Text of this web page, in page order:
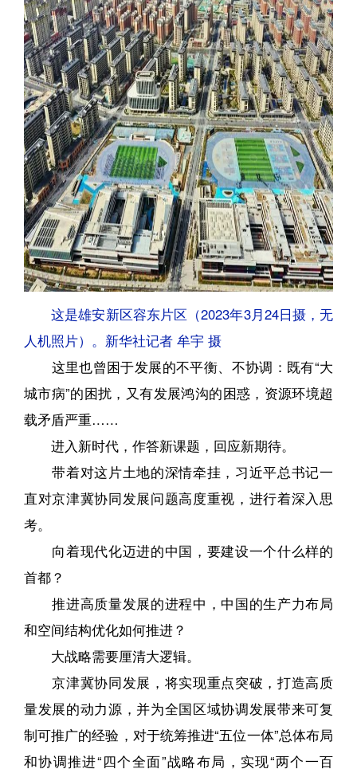
这是雄安新区容东片区（2023年3月24日摄，无
人机照片）。新华社记者 牟宇 摄
这里也曾困于发展的不平衡、不协调：既有“大
城市病”的困扰，又有发展鸿沟的困惑，资源环境超
载矛盾严重……
进入新时代，作答新课题，回应新期待。
带着对这片土地的深情牵挂，习近平总书记一
直对京津冀协同发展问题高度重视，进行着深入思
考。
向着现代化迈进的中国，要建设一个什么样的
首都？
推进高质量发展的进程中，中国的生产力布局
和空间结构优化如何推进？
大战略需要厘清大逻辑。
京津冀协同发展，将实现重点突破，打造高质
量发展的动力源，并为全国区域协调发展带来可复
制可推广的经验，对于统筹推进“五位一体”总体布局
和协调推进“四个全面”战略布局，实现“两个一百